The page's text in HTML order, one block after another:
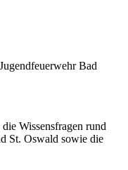
Bad
Wissensfragen rund
St. Oswald sowie die